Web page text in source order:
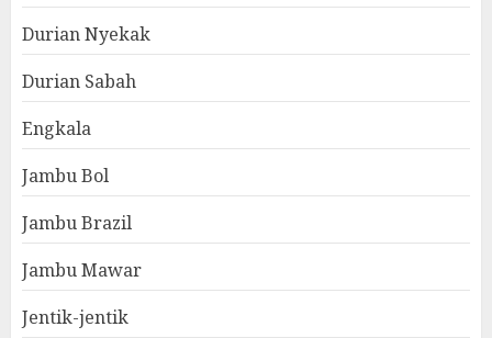
Durian Nyekak
Durian Sabah
Engkala
Jambu Bol
Jambu Brazil
Jambu Mawar
Jentik-jentik